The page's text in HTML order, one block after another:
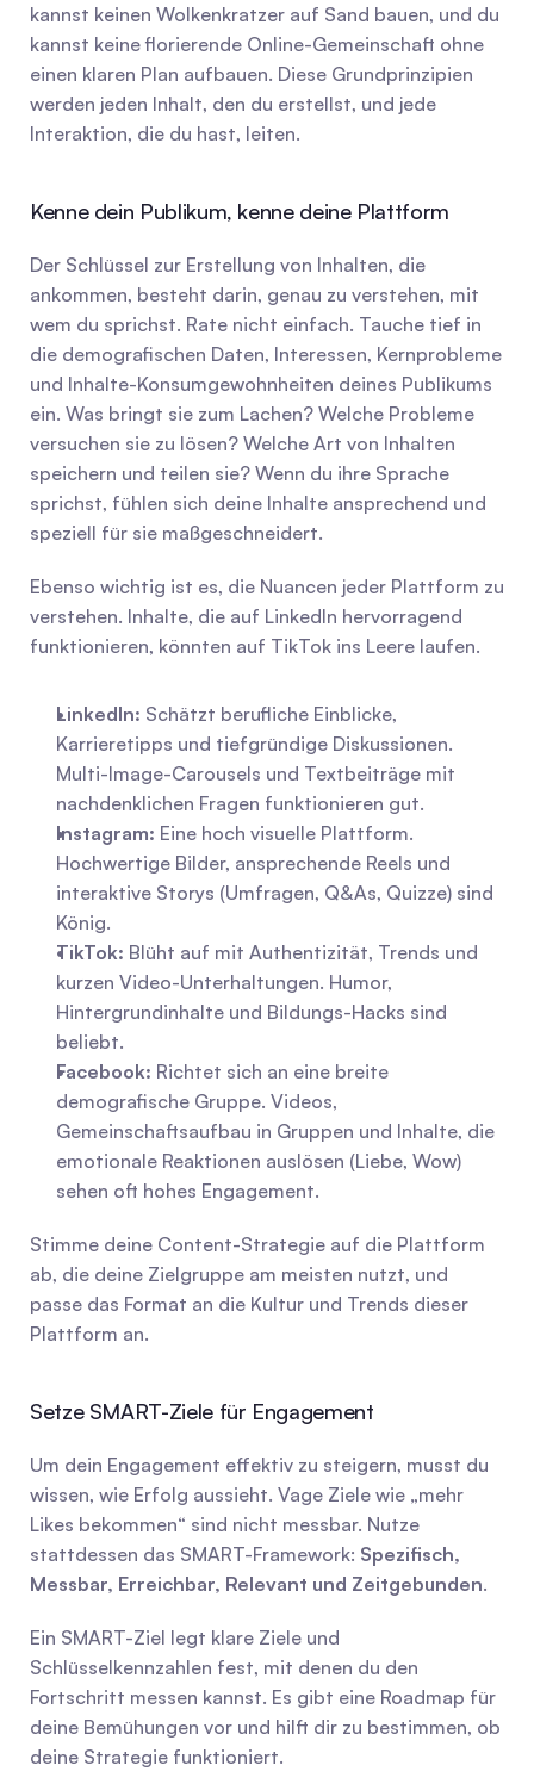
kannst keinen Wolkenkratzer auf Sand bauen, und du
kannst keine florierende Online-Gemeinschaft ohne
einen klaren Plan aufbauen. Diese Grundprinzipien
werden jeden Inhalt, den du erstellst, und jede
Interaktion, die du hast, leiten.
Kenne dein Publikum, kenne deine Plattform
Der Schlüssel zur Erstellung von Inhalten, die
ankommen, besteht darin, genau zu verstehen, mit
wem du sprichst. Rate nicht einfach. Tauche tief in
die demografischen Daten, Interessen, Kernprobleme
und Inhalte-Konsumgewohnheiten deines Publikums
ein. Was bringt sie zum Lachen? Welche Probleme
versuchen sie zu lösen? Welche Art von Inhalten
speichern und teilen sie? Wenn du ihre Sprache
sprichst, fühlen sich deine Inhalte ansprechend und
speziell für sie maßgeschneidert.
Ebenso wichtig ist es, die Nuancen jeder Plattform zu
verstehen. Inhalte, die auf LinkedIn hervorragend
funktionieren, könnten auf TikTok ins Leere laufen.
LinkedIn: Schätzt berufliche Einblicke,
Karrieretipps und tiefgründige Diskussionen.
Multi-Image-Carousels und Textbeiträge mit
nachdenklichen Fragen funktionieren gut.
Instagram: Eine hoch visuelle Plattform.
Hochwertige Bilder, ansprechende Reels und
interaktive Storys (Umfragen, Q&As, Quizze) sind
König.
TikTok: Blüht auf mit Authentizität, Trends und
kurzen Video-Unterhaltungen. Humor,
Hintergrundinhalte und Bildungs-Hacks sind
beliebt.
Facebook: Richtet sich an eine breite
demografische Gruppe. Videos,
Gemeinschaftsaufbau in Gruppen und Inhalte, die
emotionale Reaktionen auslösen (Liebe, Wow)
sehen oft hohes Engagement.
Stimme deine Content-Strategie auf die Plattform
ab, die deine Zielgruppe am meisten nutzt, und
passe das Format an die Kultur und Trends dieser
Plattform an.
Setze SMART-Ziele für Engagement
Um dein Engagement effektiv zu steigern, musst du
wissen, wie Erfolg aussieht. Vage Ziele wie „mehr
Likes bekommen“ sind nicht messbar. Nutze
stattdessen das SMART-Framework: Spezifisch,
Messbar, Erreichbar, Relevant und Zeitgebunden.
Ein SMART-Ziel legt klare Ziele und
Schlüsselkennzahlen fest, mit denen du den
Fortschritt messen kannst. Es gibt eine Roadmap für
deine Bemühungen vor und hilft dir zu bestimmen, ob
deine Strategie funktioniert.